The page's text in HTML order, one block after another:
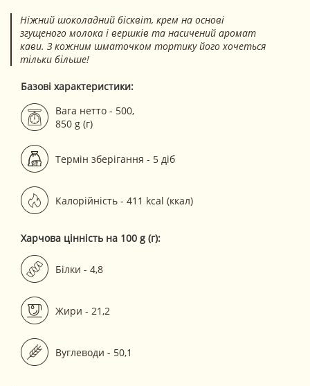
Ніжний шоколадний бісквіт, крем на основі
згущеного молока і вершків та насичений аромат
кави. З кожним шматочком тортику його хочеться
тільки більше!
Базові характеристики:
Вага нетто - 500,
850 g (г)
Термін зберігання - 5 діб
Калорійність - 411 kcal (ккал)
Харчова цінність на 100 g (г):
Білки - 4,8
Жири - 21,2
Вуглеводи - 50,1